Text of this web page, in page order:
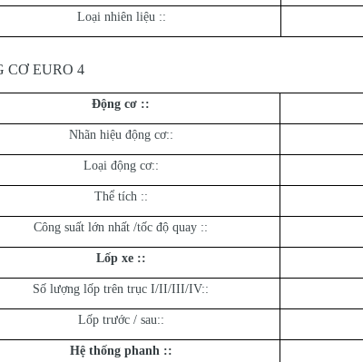
Loại nhiên liệu ::
CƠ EURO 4
Động cơ ::
Nhãn hiệu động cơ::
Loại động cơ::
Thể tích ::
Công suất lớn nhất /tốc độ quay ::
Lốp xe ::
Số lượng lốp trên trục I/II/III/IV::
Lốp trước / sau::
Hệ thống phanh ::